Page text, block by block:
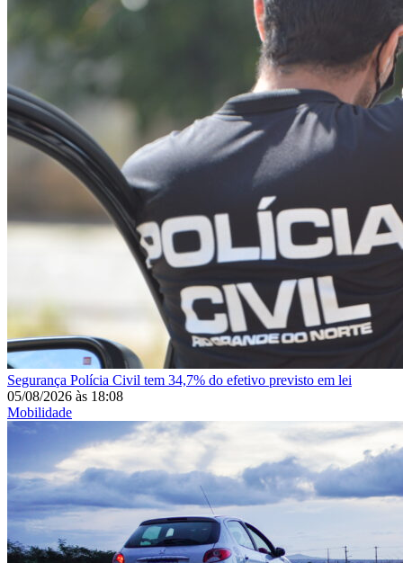
Segurança Polícia Civil tem 34,7% do efetivo previsto em lei
05/08/2026 às 18:08
Mobilidade